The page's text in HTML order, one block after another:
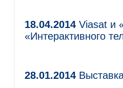
18.04.2014 Viasat и
«Интерактивного
28.01.2014